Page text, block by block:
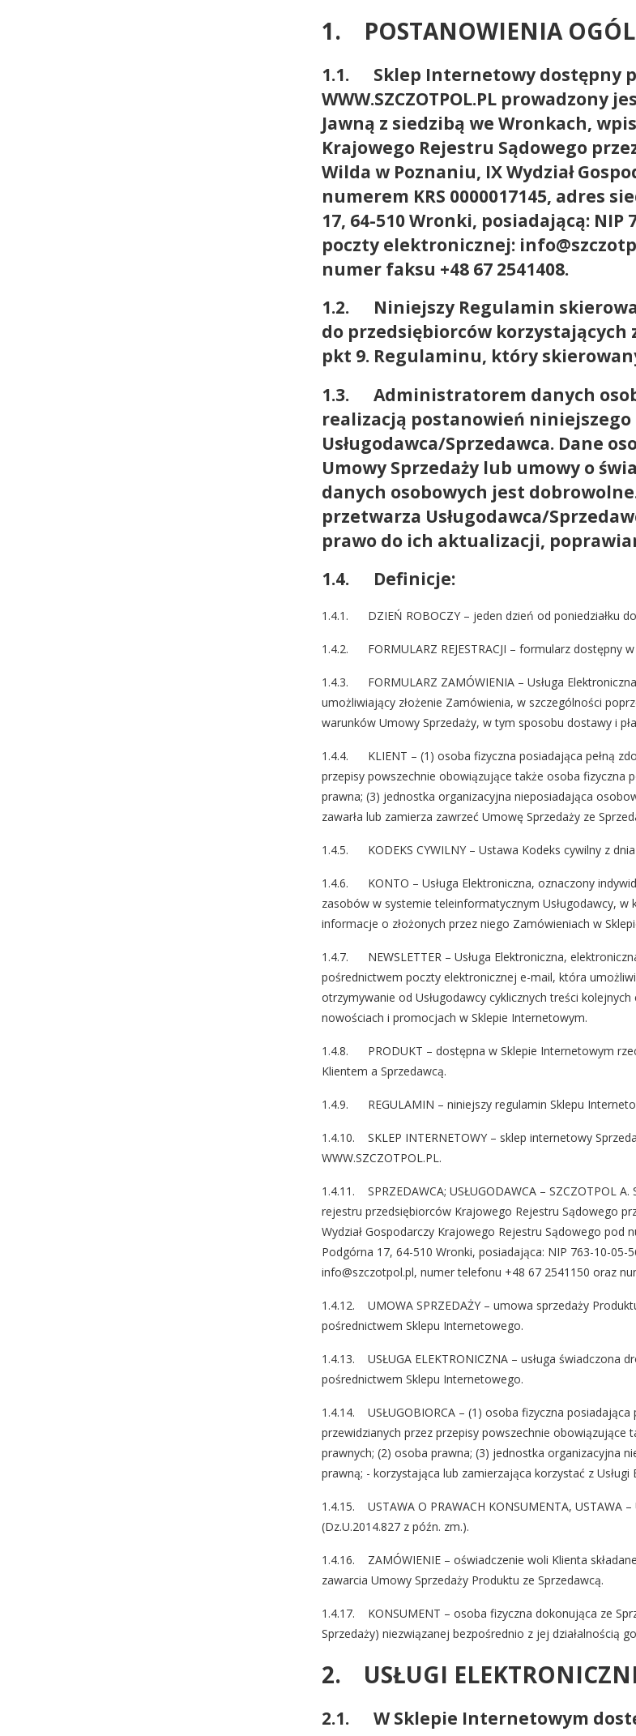
1. POSTANOWIENIA
1.1. Sklep Internetowy dostępny
WWW.SZCZOTPOL.PL prowadzony
Jawną z siedzibą we Wronkach,
Krajowego Rejestru Sądowego
Wilda w Poznaniu, IX Wydział
numerem KRS 0000017145, adres
17, 64-510 Wronki, posiadającą: NIP
poczty elektronicznej:
numer faksu +48 67 2541408.
1.2. Niniejszy Regulamin
do przedsiębiorców
pkt 9. Regulaminu, który
1.3. Administratorem danych
realizacją postanowień
Usługodawca/Sprzedawca. Dane
Umowy Sprzedaży lub umowy o
danych osobowych jest
przetwarza Usługodawca/
prawo do ich aktualizacji,
1.4. Definicje:
1.4.1. DZIEŃ ROBOCZY – jeden dzień od poniedziałku
1.4.2. FORMULARZ REJESTRACJI – formularz dostępny
1.4.3. FORMULARZ ZAMÓWIENIA – Usługa
umożliwiający złożenie Zamówienia, w szczególności
warunków Umowy Sprzedaży, w tym sposobu dostawy i
1.4.4. KLIENT – (1) osoba fizyczna posiadająca pełną
przepisy powszechnie obowiązujące także osoba fizyczna
prawna; (3) jednostka organizacyjna nieposiadająca
zawarła lub zamierza zawrzeć Umowę Sprzedaży ze
1.4.5. KODEKS CYWILNY – Ustawa Kodeks cywilny z
1.4.6. KONTO – Usługa Elektroniczna, oznaczony
zasobów w systemie teleinformatycznym Usługodawcy,
informacje o złożonych przez niego Zamówieniach w
1.4.7. NEWSLETTER – Usługa Elektroniczna,
pośrednictwem poczty elektronicznej e-mail, która
otrzymywanie od Usługodawcy cyklicznych treści
nowościach i promocjach w Sklepie Internetowym.
1.4.8. PRODUKT – dostępna w Sklepie Internetowym
Klientem a Sprzedawcą.
1.4.9. REGULAMIN – niniejszy regulamin Sklepu
1.4.10. SKLEP INTERNETOWY – sklep internetowy
WWW.SZCZOTPOL.PL.
1.4.11. SPRZEDAWCA; USŁUGODAWCA – SZCZOTPOL
rejestru przedsiębiorców Krajowego Rejestru Sądowego
Wydział Gospodarczy Krajowego Rejestru Sądowego pod
Podgórna 17, 64-510 Wronki, posiadająca: NIP 763-10-05-
info@szczotpol.pl, numer telefonu +48 67 2541150 oraz
1.4.12. UMOWA SPRZEDAŻY – umowa sprzedaży
pośrednictwem Sklepu Internetowego.
1.4.13. USŁUGA ELEKTRONICZNA – usługa świadczona
pośrednictwem Sklepu Internetowego.
1.4.14. USŁUGOBIORCA – (1) osoba fizyczna
przewidzianych przez przepisy powszechnie
prawnych; (2) osoba prawna; (3) jednostka organizacyjna
prawną; - korzystająca lub zamierzająca korzystać z Usługi
1.4.15. USTAWA O PRAWACH KONSUMENTA,
(Dz.U.2014.827 z późn. zm.).
1.4.16. ZAMÓWIENIE – oświadczenie woli Klienta
zawarcia Umowy Sprzedaży Produktu ze Sprzedawcą.
1.4.17. KONSUMENT – osoba fizyczna dokonująca ze
Sprzedaży) niezwiązanej bezpośrednio z jej działalnością
2. USŁUGI
2.1. W Sklepie Internetowym